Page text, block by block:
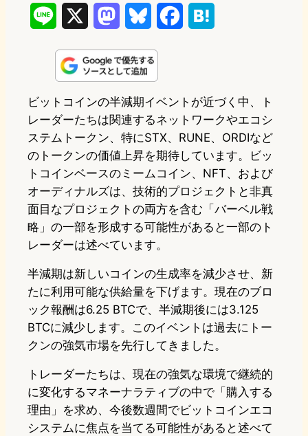
n
s
t
o
d
o
n
u
e
s
k
y
e
b
o
o
k
n
ビットコインの半減期イベントが近づく中、ト
レーダーたちは関連するネットワークやエコシ
ステムトークン、特にSTX、RUNE、ORDIなど
のトークンの価値上昇を期待しています。ビッ
トコインベースのミームコイン、NFT、および
オーディナルズは、技術的プロジェクトと非真
面目なプロジェクトの両方を含む「バーベル戦
略」の一部を形成する可能性があると一部のト
レーダーは述べています。
半減期は新しいコインの生成率を減少させ、新
たに利用可能な供給量を下げます。現在のブロ
ック報酬は6.25 BTCで、半減期後には3.125
BTCに減少します。このイベントは過去にトー
クンの強気市場を先行してきました。
トレーダーたちは、現在の強気な環境で継続的
に変化するマネーナラティブの中で「購入する
理由」を求め、今後数週間でビットコインエコ
システムに焦点を当てる可能性があると述べて